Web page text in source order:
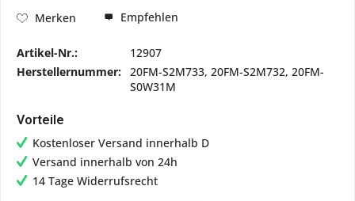
Merken Empfehlen
Artikel-Nr.:
12907
Herstellernummer: 20FM-S2M733, 20FM-S2M732, 20FM-
S0W31M
Vorteile
Kostenloser Versand innerhalb D
Versand innerhalb von 24h
14 Tage Widerrufsrecht